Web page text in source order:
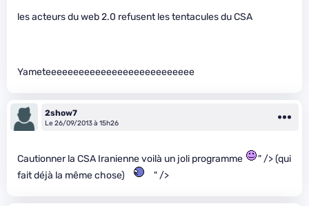
les acteurs du web 2.0 refusent les tentacules du CSA
Yameteeeeeeeeeeeeeeeeeeeeeeeeeee
2show7
Le 26/09/2013 à 15h26
Cautionner la CSA Iranienne voilà un joli programme
" /> (qui
fait déjà la même chose)
" />